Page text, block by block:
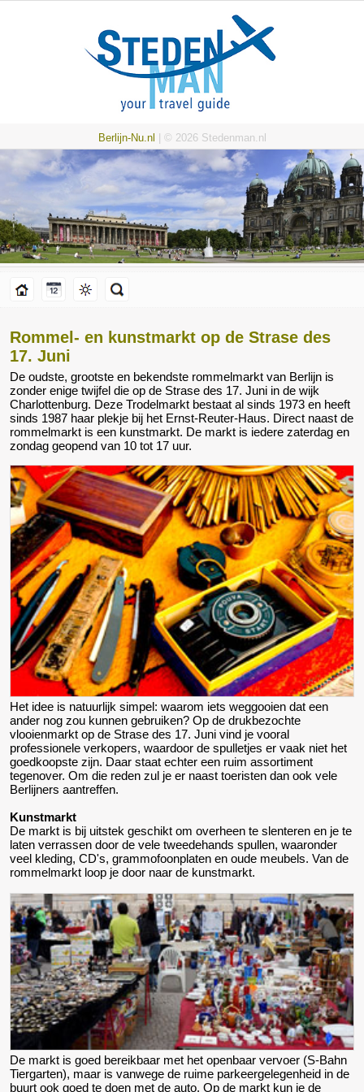
Berlijn-Nu.nl | © 2026 Stedenman.nl
Rommel- en kunstmarkt op de Strase des
17. Juni
De oudste, grootste en bekendste rommelmarkt van Berlijn is
zonder enige twijfel die op de Strase des 17. Juni in de wijk
Charlottenburg. Deze Trodelmarkt bestaat al sinds 1973 en heeft
sinds 1987 haar plekje bij het Ernst-Reuter-Haus. Direct naast de
rommelmarkt is een kunstmarkt. De markt is iedere zaterdag en
zondag geopend van 10 tot 17 uur.
Het idee is natuurlijk simpel: waarom iets weggooien dat een
ander nog zou kunnen gebruiken? Op de drukbezochte
vlooienmarkt op de Strase des 17. Juni vind je vooral
professionele verkopers, waardoor de spulletjes er vaak niet het
goedkoopste zijn. Daar staat echter een ruim assortiment
tegenover. Om die reden zul je er naast toeristen dan ook vele
Berlijners aantreffen.
Kunstmarkt
De markt is bij uitstek geschikt om overheen te slenteren en je te
laten verrassen door de vele tweedehands spullen, waaronder
veel kleding, CD's, grammofoonplaten en oude meubels. Van de
rommelmarkt loop je door naar de kunstmarkt.
De markt is goed bereikbaar met het openbaar vervoer (S-Bahn
Tiergarten), maar is vanwege de ruime parkeergelegenheid in de
buurt ook goed te doen met de auto. Op de markt kun je de